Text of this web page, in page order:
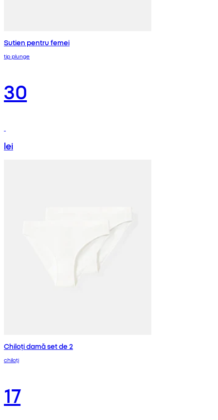
Sutien pentru femei
tip plunge
30
lei
Chiloți damă set de 2
chiloți
17